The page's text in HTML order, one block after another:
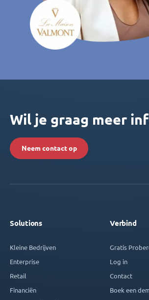
Wil je graag meer
Neem contact op
Solutions
Kleine Bedrijven
Enterprise
Retail
Financiën
Verbind
Gratis
Log in
Contact
Boek een